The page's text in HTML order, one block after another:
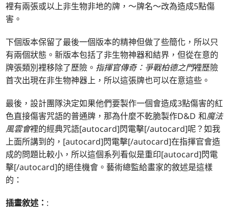
裡有兩張或以上非生物非地的牌，～牌名～改為造成5點傷
害。
下個版本保留了最後一個版本的精神但做了些簡化，所以只
有兩個狀態。新版本包括了非生物神器和結界，但從在意的
牌張類別裡移除了歷險。 指揮官傳奇：爭戰柏德之門裡歷險
首次出現在非生物神器上，所以這張牌也可以在意這些。
最後，設計團隊決定如果他們要製作一個會造成3點傷害的紅
色直接傷害咒語的普通牌，那為什麼不乾脆製作D&D 和魔法
風雲會裡的經典咒語[autocard]閃電擊[/autocard]呢？如我
上面所講到的，[autocard]閃電擊[/autocard]在指揮官會造
成的問題比較小，所以這個系列看似是重印[autocard]閃電
擊[/autocard]的絕佳機會。藝術總監給畫家的敘述是這樣
的：
插畫敘述： :